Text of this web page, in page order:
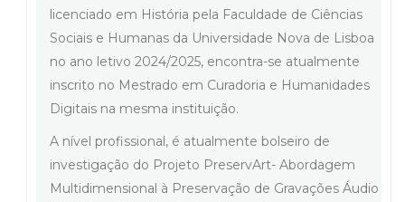
licenciado em História pela Faculdade de Ciências
Sociais e Humanas da Universidade Nova de Lisboa
no ano letivo 2024/2025, encontra-se atualmente
inscrito no Mestrado em Curadoria e Humanidades
Digitais na mesma instituição.
A nível profissional, é atualmente bolseiro de
investigação do Projeto PreservArt- Abordagem
Multidimensional à Preservação de Gravações Áudio